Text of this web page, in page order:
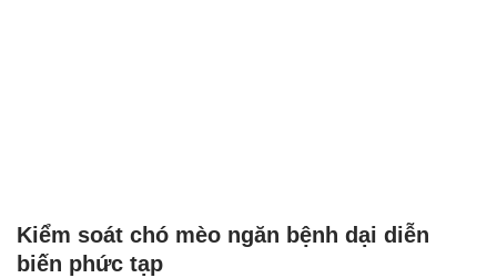
Kiểm soát chó mèo ngăn bệnh dại diễn
biến phức tạp